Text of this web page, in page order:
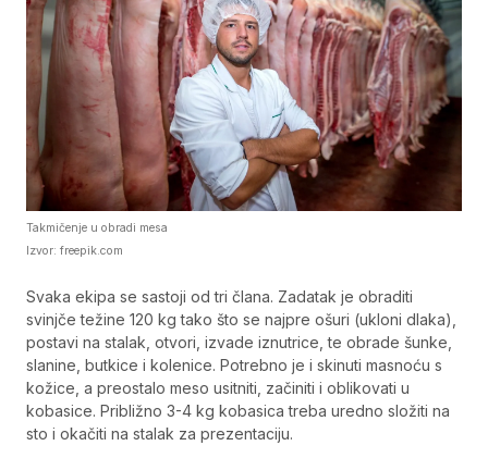
Takmičenje u obradi mesa
Izvor: freepik.com
Svaka ekipa se sastoji od tri člana. Zadatak je obraditi
svinjče težine 120 kg tako što se najpre ošuri (ukloni dlaka),
postavi na stalak, otvori, izvade iznutrice, te obrade šunke,
slanine, butkice i kolenice. Potrebno je i skinuti masnoću s
kožice, a preostalo meso usitniti, začiniti i oblikovati u
kobasice. Približno 3-4 kg kobasica treba uredno složiti na
sto i okačiti na stalak za prezentaciju.